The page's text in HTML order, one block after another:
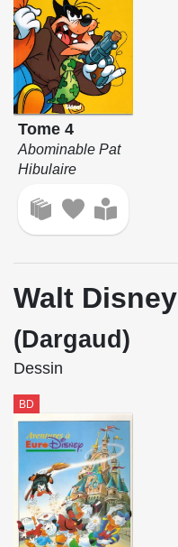
Tome 4
Abominable Pat
Hibulaire
Walt Disney
(Dargaud)
Dessin
BD